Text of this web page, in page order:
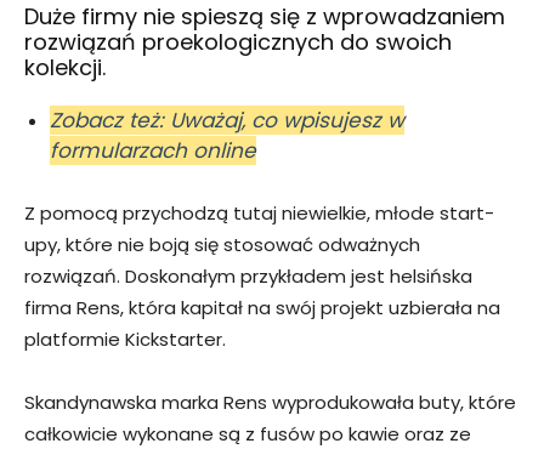
Duże firmy nie spieszą się z wprowadzaniem
rozwiązań proekologicznych do swoich
kolekcji.
Zobacz też: Uważaj, co wpisujesz w
formularzach online
Z pomocą przychodzą tutaj niewielkie, młode start-
upy, które nie boją się stosować odważnych
rozwiązań. Doskonałym przykładem jest helsińska
firma Rens, która kapitał na swój projekt uzbierała na
platformie Kickstarter.
Skandynawska marka Rens wyprodukowała buty, które
całkowicie wykonane są z fusów po kawie oraz ze